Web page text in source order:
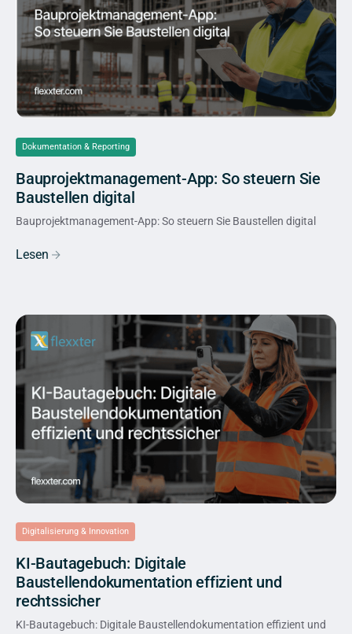
Dokumentation & Reporting
Bauprojektmanagement-App: So steuern Sie
Baustellen digital
Bauprojektmanagement-App: So steuern Sie Baustellen digital
Lesen
Digitalisierung & Innovation
KI-Bautagebuch: Digitale
Baustellendokumentation effizient und
rechtssicher
KI-Bautagebuch: Digitale Baustellendokumentation effizient und